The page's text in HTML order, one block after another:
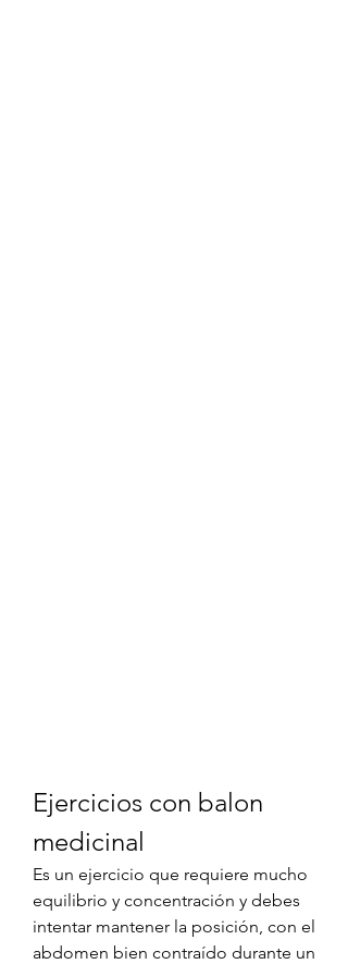
Ejercicios con balon
medicinal
Es un ejercicio que requiere mucho
equilibrio y concentración y debes
intentar mantener la posición, con el
abdomen bien contraído durante un